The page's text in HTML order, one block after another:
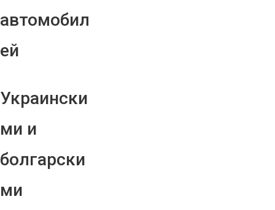
автомобил
ей
Украински
ми и
болгарски
ми